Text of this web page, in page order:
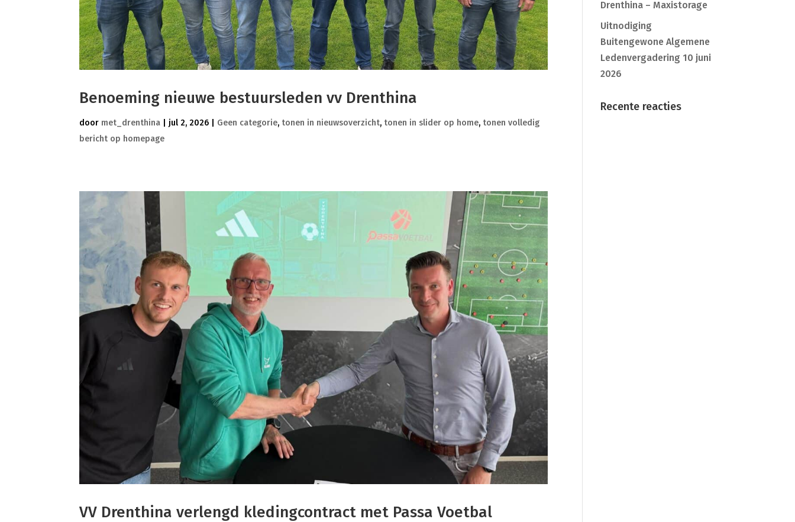
Benoeming nieuwe bestuursleden vv Drenthina
door met_drenthina jul 2, 2026 Geen categorie, tonen in nieuwsoverzicht, tonen in slider op home, tonen volledig
bericht op homepage
VV Drenthina verlengd kledingcontract met Passa Voetbal
Drenthina – Maxistorage
Uitnodiging
Buitengewone Algemene
Ledenvergadering 10 juni
2026
Recente reacties